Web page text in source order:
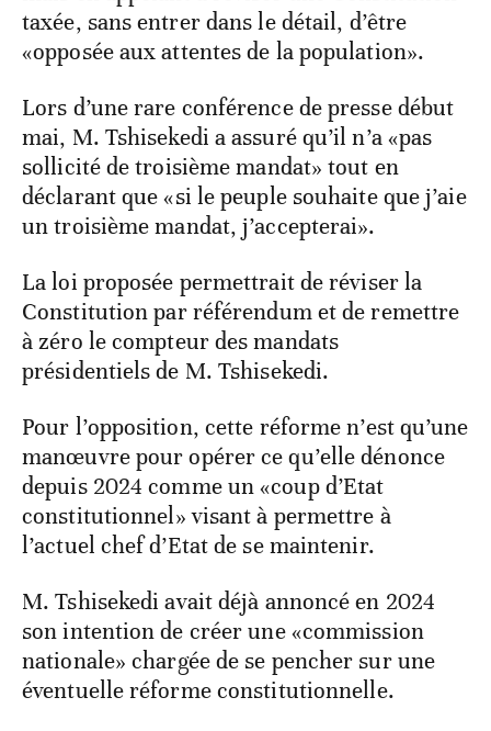
taxée, sans entrer dans le détail, d’être
«opposée aux attentes de la population».
Lors d’une rare conférence de presse début
mai, M. Tshisekedi a assuré qu’il n’a «pas
sollicité de troisième mandat» tout en
déclarant que «si le peuple souhaite que j’aie
un troisième mandat, j’accepterai».
La loi proposée permettrait de réviser la
Constitution par référendum et de remettre
à zéro le compteur des mandats
présidentiels de M. Tshisekedi.
Pour l’opposition, cette réforme n’est qu’une
manœuvre pour opérer ce qu’elle dénonce
depuis 2024 comme un «coup d’Etat
constitutionnel» visant à permettre à
l’actuel chef d’Etat de se maintenir.
M. Tshisekedi avait déjà annoncé en 2024
son intention de créer une «commission
nationale» chargée de se pencher sur une
éventuelle réforme constitutionnelle.